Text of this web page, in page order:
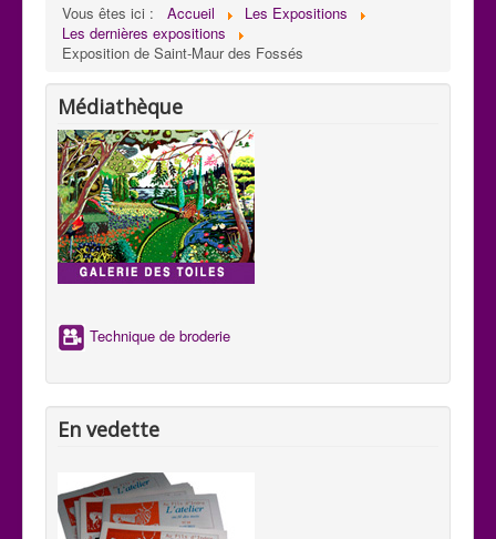
Vous êtes ici : Accueil
Les Expositions
Les dernières expositions
Exposition de Saint-Maur des Fossés
Médiathèque
Technique de broderie
En vedette